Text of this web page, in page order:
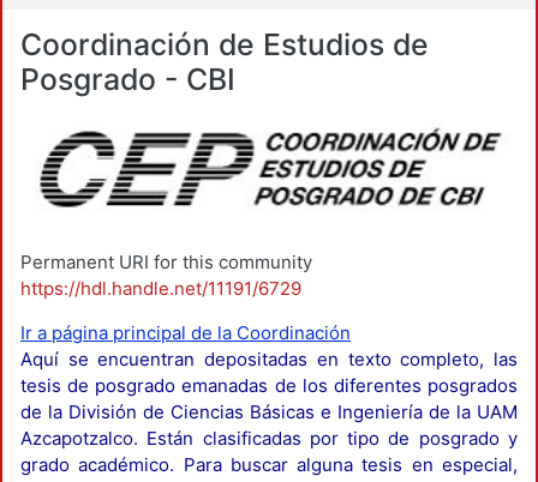
Coordinación de Estudios de
Posgrado - CBI
Permanent URI for this community
https://hdl.handle.net/11191/6729
Ir a página principal de la Coordinación
Aquí se encuentran depositadas en texto completo, las
tesis de posgrado emanadas de los diferentes posgrados
de la División de Ciencias Básicas e Ingeniería de la UAM
Azcapotzalco. Están clasificadas por tipo de posgrado y
grado académico. Para buscar alguna tesis en especial,